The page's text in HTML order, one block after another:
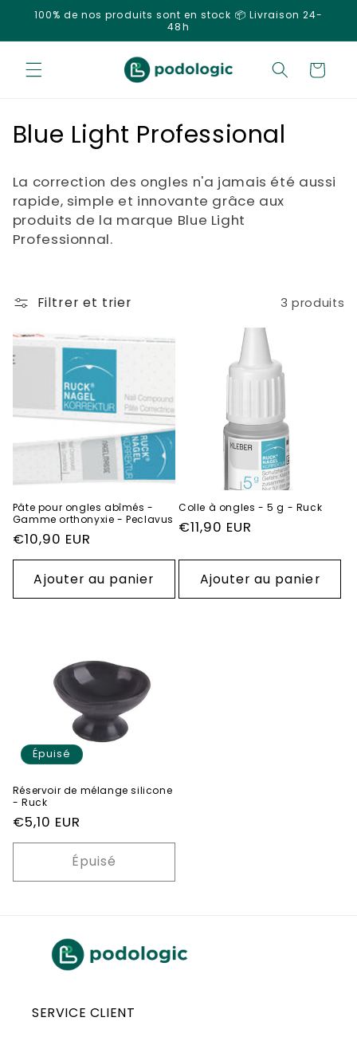
passer
contenu
100% de nos produits sont en stock 📦 Livraison 24-
48h
Panier
C
l
l
c
i
n
:
Blue Light Professional
La correction des ongles n'a jamais été aussi
rapide, simple et innovante grâce aux
produits de la marque Blue Light
Professionnal.
Filtrer et trier 3 produits
Pâte pour ongles abîmés -
Gamme orthonyxie - Peclavus
Prix
habituel
€10,90 EUR
Ajouter au panier
Colle à ongles - 5 g - Ruck
Prix
€11,90 EUR
Ajouter au panier
Épuisé
Réservoir de mélange silicone
- Ruck
Prix
habituel
€5,10 EUR
Épuisé
SERVICE CLIENT